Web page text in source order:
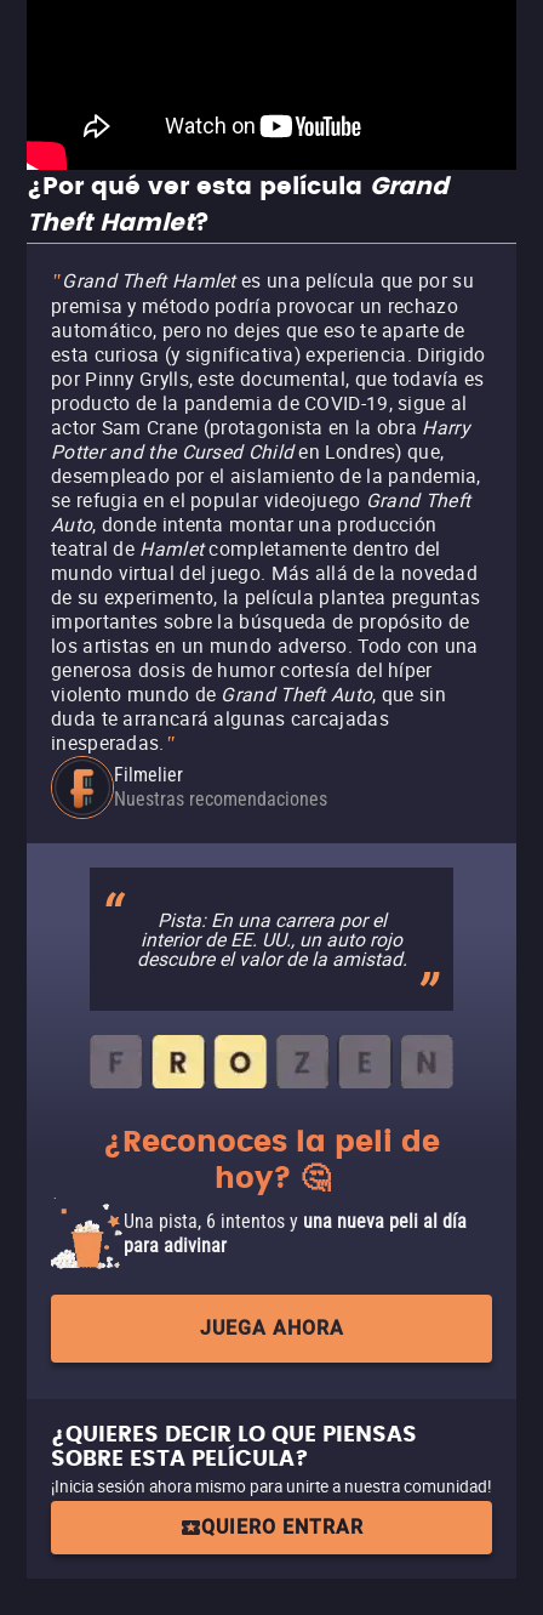
¿Por qué ver esta película Grand
Theft Hamlet?
"Grand Theft Hamletes una película que por su
premisa y método podría provocar un rechazo
automático, pero no dejes que eso te aparte de
esta curiosa (y significativa) experiencia. Dirigido
por Pinny Grylls, este documental, que todavía es
producto de la pandemia de COVID-19, sigue al
actor Sam Crane (protagonista en la obra Harry
Potter and the Cursed Childen Londres) que,
desempleado por el aislamiento de la pandemia,
se refugia en el popular videojuego Grand Theft
Auto, donde intenta montar una producción
teatral de Hamletcompletamente dentro del
mundo virtual del juego. Más allá de la novedad
de su experimento, la película plantea preguntas
importantes sobre la búsqueda de propósito de
los artistas en un mundo adverso. Todo con una
generosa dosis de humor cortesía del híper
violento mundo de Grand Theft Auto, que sin
duda te arrancará algunas carcajadas
inesperadas. "
Filmelier
Nuestras recomendaciones
Pista: En una carrera por el
interior de EE. UU., un auto rojo
descubre el valor de la amistad.
¿Reconoces la peli de
hoy? 🤔
Una pista, 6 intentos y una nueva peli al día
para adivinar
JUEGA AHORA
¿QUIERES DECIR LO QUE PIENSAS
SOBRE ESTA PELÍCULA?
¡Inicia sesión ahora mismo para unirte a nuestra comunidad!
QUIERO ENTRAR